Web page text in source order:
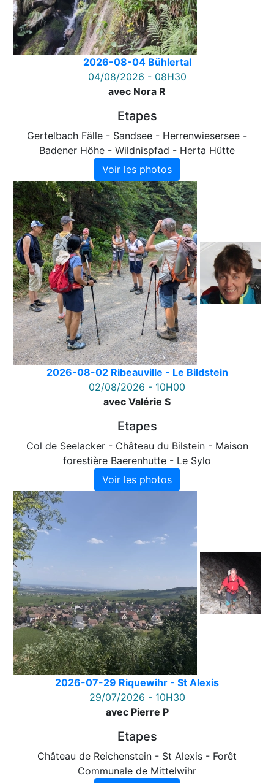
2026-08-04 Bühlertal
04/08/2026 - 08H30
avec Nora R
Etapes
Gertelbach Fälle - Sandsee - Herrenwiesersee -
Badener Höhe - Wildnispfad - Herta Hütte
Voir les photos
2026-08-02 Ribeauville - Le Bildstein
02/08/2026 - 10H00
avec Valérie S
Etapes
Col de Seelacker - Château du Bilstein - Maison
forestière Baerenhutte - Le Sylo
Voir les photos
2026-07-29 Riquewihr - St Alexis
29/07/2026 - 10H30
avec Pierre P
Etapes
Château de Reichenstein - St Alexis - Forêt
Communale de Mittelwihr